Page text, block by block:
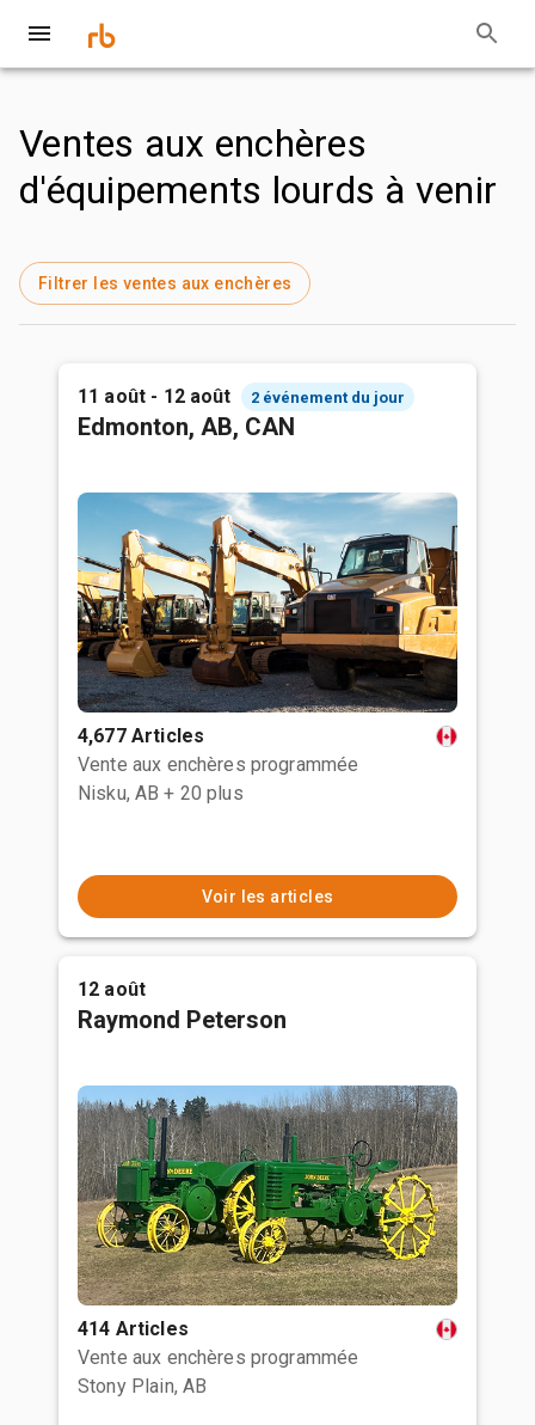
Ventes aux enchères
d'équipements lourds à venir
Filtrer les ventes aux enchères
11 août - 12 août 2 événement du jour
Edmonton, AB, CAN
4,677 Articles
Vente aux enchères programmée
Nisku, AB + 20 plus
Voir les articles
12 août
Raymond Peterson
414 Articles
Vente aux enchères programmée
Stony Plain, AB